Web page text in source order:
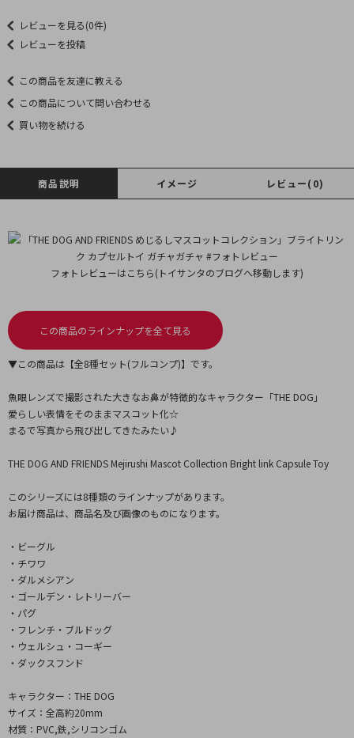
レビューを見る(0件)
レビューを投稿
この商品を友達に教える
この商品について問い合わせる
買い物を続ける
商品説明 イメージ レビュー(0)
フォトレビューはこちら(トイサンタのブログへ移動します)
この商品のラインナップを全て見る
▼この商品は【全8種セット(フルコンプ)】です。
魚眼レンズで撮影された大きなお鼻が特徴的なキャラクター「THE DOG」
愛らしい表情をそのままマスコット化☆
まるで写真から飛び出してきたみたい♪
THE DOG AND FRIENDS Mejirushi Mascot Collection Bright link Capsule Toy
このシリーズには8種類のラインナップがあります。
お届け商品は、商品名及び画像のものになります。
・ビーグル
・チワワ
・ダルメシアン
・ゴールデン・レトリーバー
・パグ
・フレンチ・ブルドッグ
・ウェルシュ・コーギー
・ダックスフンド
キャラクター：THE DOG
サイズ：全高約20mm
材質：PVC,鉄,シリコンゴム